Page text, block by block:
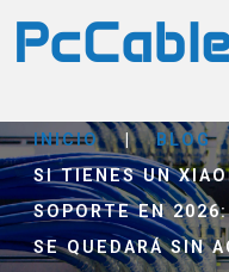
INICIO | BLOG
SI TIENES UN
SOPORTE EN
SE QUEDARÁ SIN